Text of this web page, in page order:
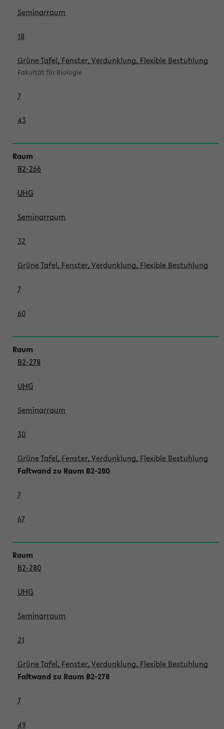
Seminarraum
18
Grüne Tafel, Fenster, Verdunklung, Flexible Bestuhlung
Fakultät für Biologie
7
43
B2-266
UHG
Seminarraum
32
Grüne Tafel, Fenster, Verdunklung, Flexible Bestuhlung
7
60
B2-278
UHG
Seminarraum
30
Grüne Tafel, Fenster, Verdunklung, Flexible Bestuhlung
Faltwand zu Raum B2-280
7
67
B2-280
UHG
Seminarraum
21
Grüne Tafel, Fenster, Verdunklung, Flexible Bestuhlung
Faltwand zu Raum B2-278
7
49